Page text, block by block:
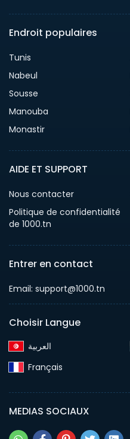
Endroit populaires
Tunis
Nabeul
Sousse
Manouba
Monastir
AIDE ET SUPPORT
Nous contacter
Politique de confidentialité
de 1000.tn
Entrer en contact
Email: support@1000.tn
Choisir Langue
Français‎
MEDIAS SOCIAUX